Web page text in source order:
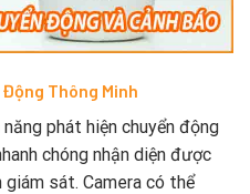
Thông Minh
phát hiện chuyển động
chóng nhận diện được
sát. Camera có thể